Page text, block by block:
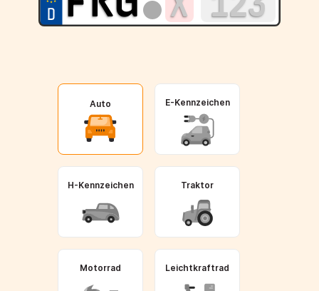
Auto E-Kennzeichen
H-Kennzeichen Traktor
Motorrad Leichtkraftrad